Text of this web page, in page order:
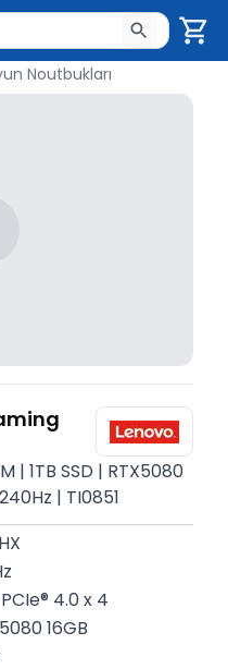
yazın. Göndərmək
Noutbukları
| 1TB SSD | RTX5080
| TI0851
4.0 x 4
16GB